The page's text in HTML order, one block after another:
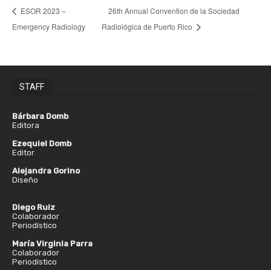
ESOR 2023 –
Emergency Radiology
26th Annual Convention de la Sociedad
Radiológica de Puerto Rico
STAFF
Bárbara Domb
Editora
Ezequiel Domb
Editor
Alejandra Gorino
Diseño
Diego Ruiz
Colaborador
Periodístico
María Virginia Parra
Colaborador
Periodístico